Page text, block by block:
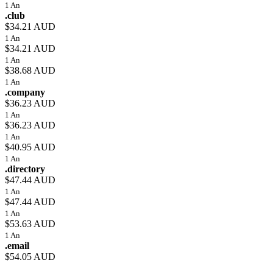
1 An
.club
$34.21 AUD
1 An
$34.21 AUD
1 An
$38.68 AUD
1 An
.company
$36.23 AUD
1 An
$36.23 AUD
1 An
$40.95 AUD
1 An
.directory
$47.44 AUD
1 An
$47.44 AUD
1 An
$53.63 AUD
1 An
.email
$54.05 AUD